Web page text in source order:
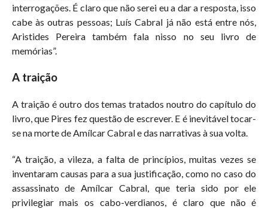
interrogações. É claro que não serei eu a dar a resposta, isso
cabe às outras pessoas; Luís Cabral já não está entre nós,
Aristides Pereira também fala nisso no seu livro de
memórias”.
A traição
A traição é outro dos temas tratados noutro do capítulo do
livro, que Pires fez questão de escrever. E é inevitável tocar-
se na morte de Amílcar Cabral e das narrativas à sua volta.
“A traição, a vileza, a falta de princípios, muitas vezes se
inventaram causas para a sua justificação, como no caso do
assassinato de Amílcar Cabral, que teria sido por ele
privilegiar mais os cabo-verdianos, é claro que não é